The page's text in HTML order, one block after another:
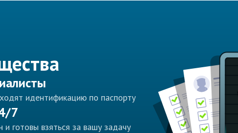
идентификацию по паспорту
7
готовы взяться за вашу задачу